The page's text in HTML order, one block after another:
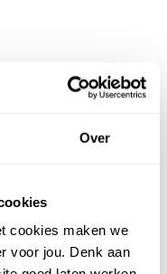
Over
cookies maken we
voor jou. Denk aan